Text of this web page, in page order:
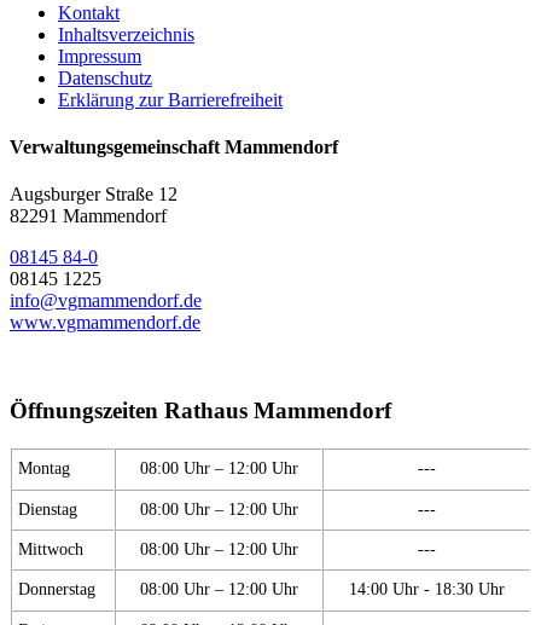
Kontakt
Inhaltsverzeichnis
Impressum
Datenschutz
Erklärung zur Barrierefreiheit
Verwaltungsgemeinschaft Mammendorf
Augsburger Straße 12
82291 Mammendorf
08145 84-0
08145 1225
info@vgmammendorf.de
www.vgmammendorf.de
Öffnungszeiten Rathaus Mammendorf
Montag 08:00 Uhr – 12:00 Uhr ---
Dienstag 08:00 Uhr – 12:00 Uhr ---
Mittwoch 08:00 Uhr – 12:00 Uhr ---
Donnerstag 08:00 Uhr – 12:00 Uhr 14:00 Uhr - 18:30 Uhr